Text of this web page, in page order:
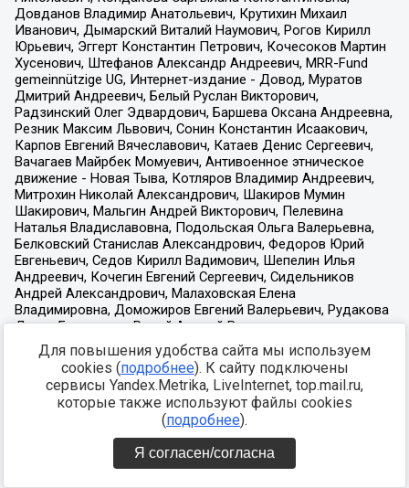
Для повышения удобства сайта мы используем
cookies (подробнее). К сайту подключены
сервисы Yandex.Metrika, LiveInternet, top.mail.ru,
которые также используют файлы cookies
(подробнее).
Я согласен/согласна